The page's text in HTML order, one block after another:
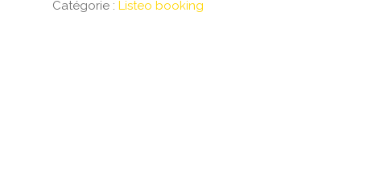
Catégorie :Listeo booking